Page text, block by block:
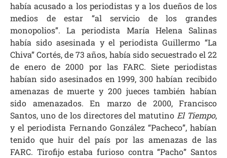
había acusado a los periodistas y a los dueños de los
medios de estar “al servicio de los grandes
monopolios”. La periodista María Helena Salinas
había sido asesinada y el periodista Guillermo “La
Chiva” Cortés, de 73 años, había sido secuestrado el 22
de enero de 2000 por las FARC. Siete periodistas
habían sido asesinados en 1999, 300 habían recibido
amenazas de muerte y 200 jueces también habían
sido amenazados. En marzo de 2000, Francisco
Santos, uno de los directores del matutinoEl Tiempo,
y el periodista Fernando González “Pacheco”, habían
tenido que huir del país por las amenazas de las
FARC. Tirofijo estaba furioso contra “Pacho” Santos